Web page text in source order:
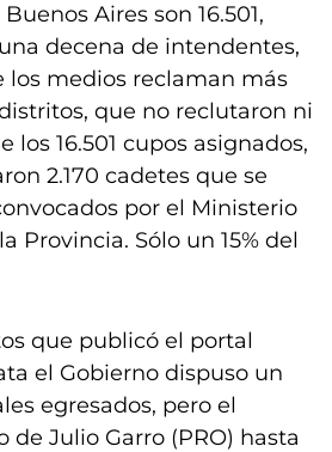
Aires son 16.501,
decena de intendentes,
los medios reclaman más
que no reclutaron ni
los 16.501 cupos asignados,
2.170 cadetes que se
por el Ministerio
Provincia. Sólo un 15% del
que publicó el portal
el Gobierno dispuso un
egresados, pero el
de Julio Garro (PRO) hasta